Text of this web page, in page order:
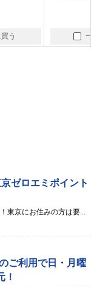
う 一
ゼロエミポイント
東京にお住みの方は要...
ご利用で日・月曜
！